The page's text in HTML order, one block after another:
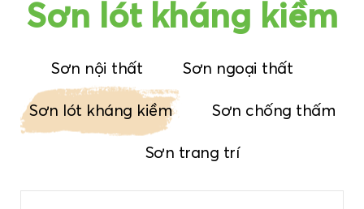
Sơn lót kháng kiềm
Sơn nội thất Sơn ngoại thất
Sơn lót kháng kiềm Sơn chống thấm
Sơn trang trí